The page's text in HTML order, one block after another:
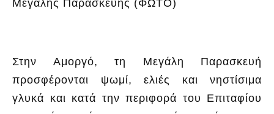
Στην Αμοργό, τη Μεγάλη Παρασκευή
προσφέρονται ψωμί, ελιές και νηστίσιμα
γλυκά και κατά την περιφορά του Επιταφίου